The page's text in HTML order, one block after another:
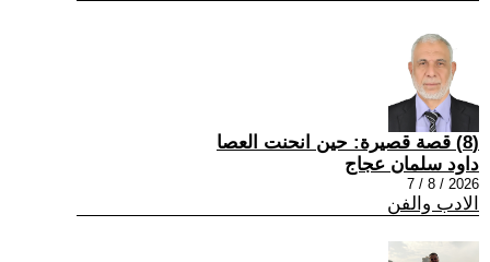
(8) قصة قصيرة: حين انحنت العصا
داود سلمان عجاج
2026 / 8 / 7
الادب والفن